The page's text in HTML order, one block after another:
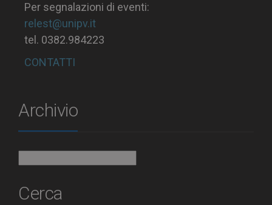
Per segnalazioni di eventi:
relest@unipv.it
tel. 0382.984223
CONTATTI
Archivio
Cerca